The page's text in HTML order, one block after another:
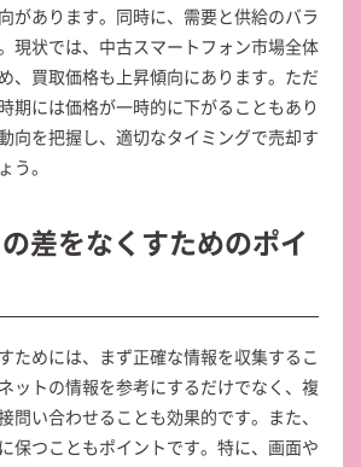
があります。同時に、需要と供給のバラ
現状では、中古スマートフォン市場全体
、買取価格も上昇傾向にあります。ただ
期には価格が一時的に下がることもあり
向を把握し、適切なタイミングで売却す
う。
差をなくすためのポイ
ためには、まず正確な情報を収集するこ
ットの情報を参考にするだけでなく、複
問い合わせることも効果的です。また、
保つこともポイントです。特に、画面や